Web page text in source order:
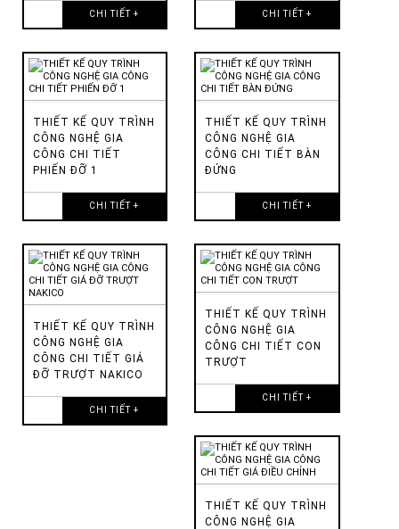
CHI TIẾT + CHI TIẾT +
THIẾT KẾ QUY TRÌNH
CÔNG NGHỆ GIA
CÔNG CHI TIẾT
PHIẾN ĐỠ 1
CHI TIẾT +
THIẾT KẾ QUY TRÌNH
CÔNG NGHỆ GIA
CÔNG CHI TIẾT BÀN
ĐỨNG
CHI TIẾT +
THIẾT KẾ QUY TRÌNH
CÔNG NGHỆ GIA
CÔNG CHI TIẾT GIÁ
ĐỠ TRƯỢT NAKICO
CHI TIẾT +
THIẾT KẾ QUY TRÌNH
CÔNG NGHỆ GIA
CÔNG CHI TIẾT CON
TRƯỢT
CHI TIẾT +
THIẾT KẾ QUY TRÌNH
CÔNG NGHỆ GIA